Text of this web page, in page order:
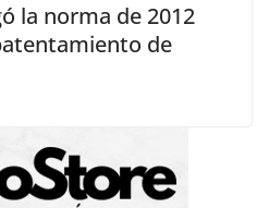
la norma de 2012
de